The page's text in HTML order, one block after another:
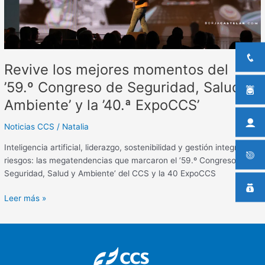
Revive los mejores momentos del
’59.º Congreso de Seguridad, Salud y
Ambiente’ y la ’40.ª ExpoCCS’
Noticias CCS / Natalia
Inteligencia artificial, liderazgo, sostenibilidad y gestión integral de
riesgos: las megatendencias que marcaron el ’59.º Congreso de
Seguridad, Salud y Ambiente’ del CCS y la 40 ExpoCCS
Salud
y
y
la
’40.ª
ExpoCCS’
Leer más »